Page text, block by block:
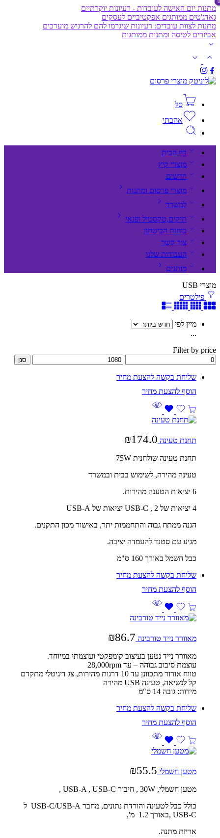
מתנות יום האישה לעובדות - רעיונות יוקרתיים
גאדג'טים ממותגים אפקטיביים לעסקים
מתנות לצוות עובדים: רעיונות שיגרמו להם להרגיש מוערכים
אביזרים לטיסה ומתנות ממותגות
סל
אהבתי
דף הבית
מוצרי קיץ
חדשים
מוצרי פרסום ומתנות
למשרד
תיקים,טקסטיל ופנאי
כוחות הביטחון
צור קשר
העבודות שלנו
מותגים
מוצרי USB
פילטרים
מיין לפי
...
Filter by price
סנן
שליחת בקשה להצעת מחיר
תחנת טעינה ₪174.0
תחנת טעינה שולחנית 75W
טעינה מהירה, לשימוש בבית ובמשרד
6 יציאות הטענה מהירות.
4 יציאות של USB-C , 2 יציאות של USB-A
הגנה ממתח גבוה והתחממות יתר, באישור מכון התקנים.
מגיע עם סטנד להעמדה יציבה.
כבל חשמל באורך 160 ס"מ
שליחת בקשה להצעת מחיר
מאוורר נייד טורבינה ₪86.7
מאוורר נייד נטען בעיצוב קומפקטי ועוצמתי במיוחד.
עוצמת סיבוב גבוהה – עד 28,000rpm
טווח אורור מתכוונן עד 10 דרגות מהירות, צג דיגיטלי מתקדם
קל לנשיאה, טעינה USB מהירה
מידות: גובה 14 ס"מ
שליחת בקשה להצעת מחיר
מטען חשמלי ₪55.5
מטען חשמלי, 30W , חיבור USB-A , USB-C ,
כולל כבל לטעינה והורדת נתונים, מחבר USB-C/USB-A ל
USB-C ,באורך 1.2 מ',
אריזת מתנה.